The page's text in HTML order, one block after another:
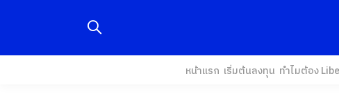
หน้าแรก เริ่มต้นลงทุน ทำไมต้อง